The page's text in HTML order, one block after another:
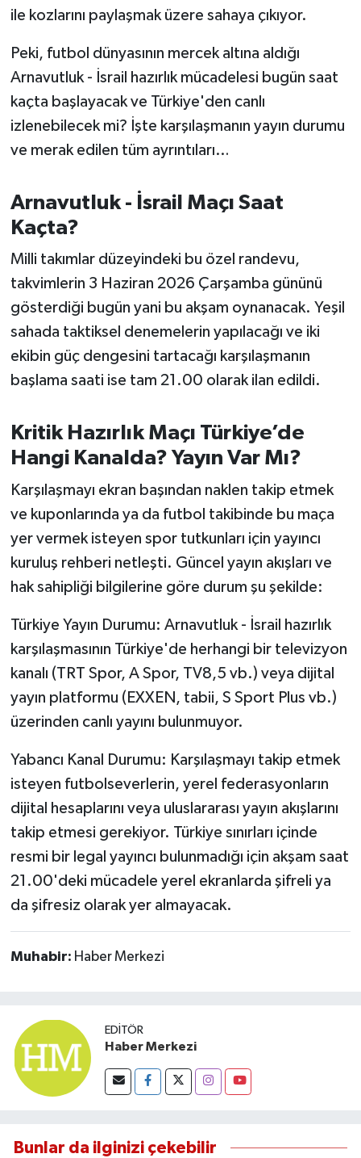
ile kozlarını paylaşmak üzere sahaya çıkıyor.
Peki, futbol dünyasının mercek altına aldığı
Arnavutluk - İsrail hazırlık mücadelesi bugün saat
kaçta başlayacak ve Türkiye'den canlı
izlenebilecek mi? İşte karşılaşmanın yayın durumu
ve merak edilen tüm ayrıntıları…
Arnavutluk - İsrail Maçı Saat
Kaçta?
Milli takımlar düzeyindeki bu özel randevu,
takvimlerin 3 Haziran 2026 Çarşamba gününü
gösterdiği bugün yani bu akşam oynanacak. Yeşil
sahada taktiksel denemelerin yapılacağı ve iki
ekibin güç dengesini tartacağı karşılaşmanın
başlama saati ise tam 21.00 olarak ilan edildi.
Kritik Hazırlık Maçı Türkiye’de
Hangi Kanalda? Yayın Var Mı?
Karşılaşmayı ekran başından naklen takip etmek
ve kuponlarında ya da futbol takibinde bu maça
yer vermek isteyen spor tutkunları için yayıncı
kuruluş rehberi netleşti. Güncel yayın akışları ve
hak sahipliği bilgilerine göre durum şu şekilde:
Türkiye Yayın Durumu: Arnavutluk - İsrail hazırlık
karşılaşmasının Türkiye'de herhangi bir televizyon
kanalı (TRT Spor, A Spor, TV8,5 vb.) veya dijital
yayın platformu (EXXEN, tabii, S Sport Plus vb.)
üzerinden canlı yayını bulunmuyor.
Yabancı Kanal Durumu: Karşılaşmayı takip etmek
isteyen futbolseverlerin, yerel federasyonların
dijital hesaplarını veya uluslararası yayın akışlarını
takip etmesi gerekiyor. Türkiye sınırları içinde
resmi bir legal yayıncı bulunmadığı için akşam saat
21.00'deki mücadele yerel ekranlarda şifreli ya
da şifresiz olarak yer almayacak.
Muhabir: Haber Merkezi
EDITÖR
Haber Merkezi
Bunlar da ilginizi çekebilir
KÜLTÜR-SANAT
MAGAZİN
Manyas
OTOMOTİV
Resmi İlanlar
Savaştepe
SEYAHAT
Sındırgı
SPOR
SÜRMANŞET
Susurluk
TARİHTE BUGÜN
TEKNOLOJİ
Trend
VİZYONDAKİLER
YAŞAM